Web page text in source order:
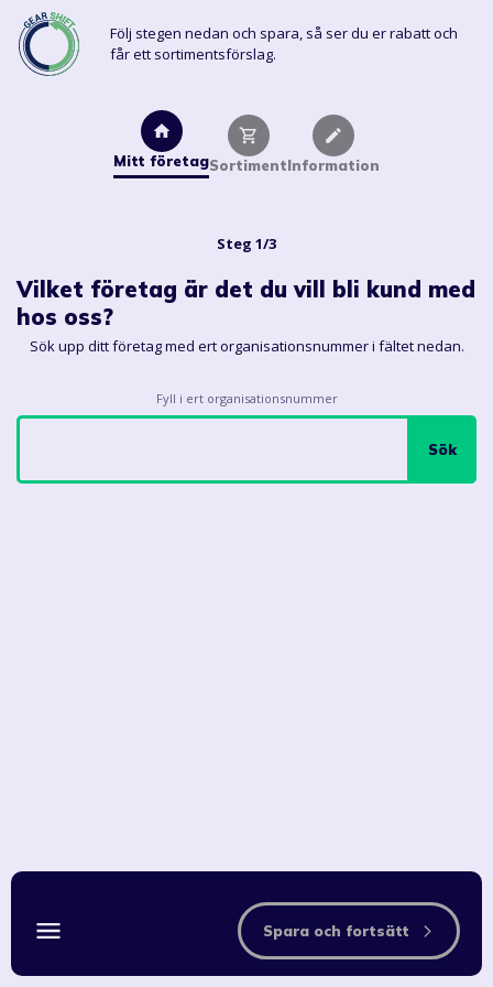
Följ stegen nedan och spara, så ser du er rabatt och
får ett sortimentsförslag.
Mitt företagSortimentInformation
Steg 1/3
Vilket företag är det du vill bli kund med
hos oss?
Sök upp ditt företag med ert organisationsnummer i fältet nedan.
Fyll i ert organisationsnummer
Sök
Spara och fortsätt